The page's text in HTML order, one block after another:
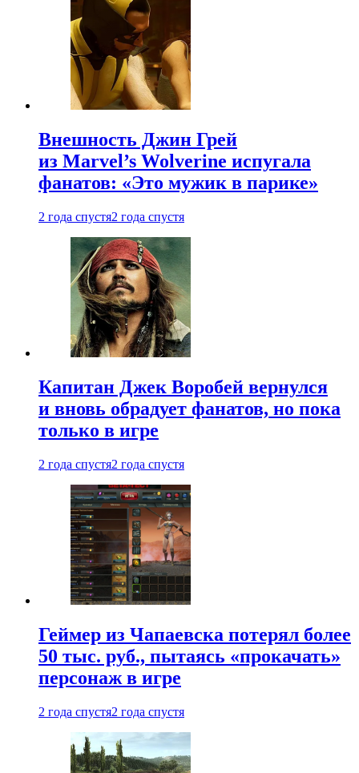
Внешность Джин Грей
из Marvel’s Wolverine испугала
фанатов: «Это мужик в парике»
2 года спустя2 года спустя
Капитан Джек Воробей вернулся
и вновь обрадует фанатов, но пока
только в игре
2 года спустя2 года спустя
Геймер из Чапаевска потерял более
50 тыс. руб., пытаясь «прокачать»
персонаж в игре
2 года спустя2 года спустя